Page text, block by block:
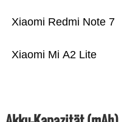
Xiaomi Mi A2 Lite
Xiaomi Redmi Note 7